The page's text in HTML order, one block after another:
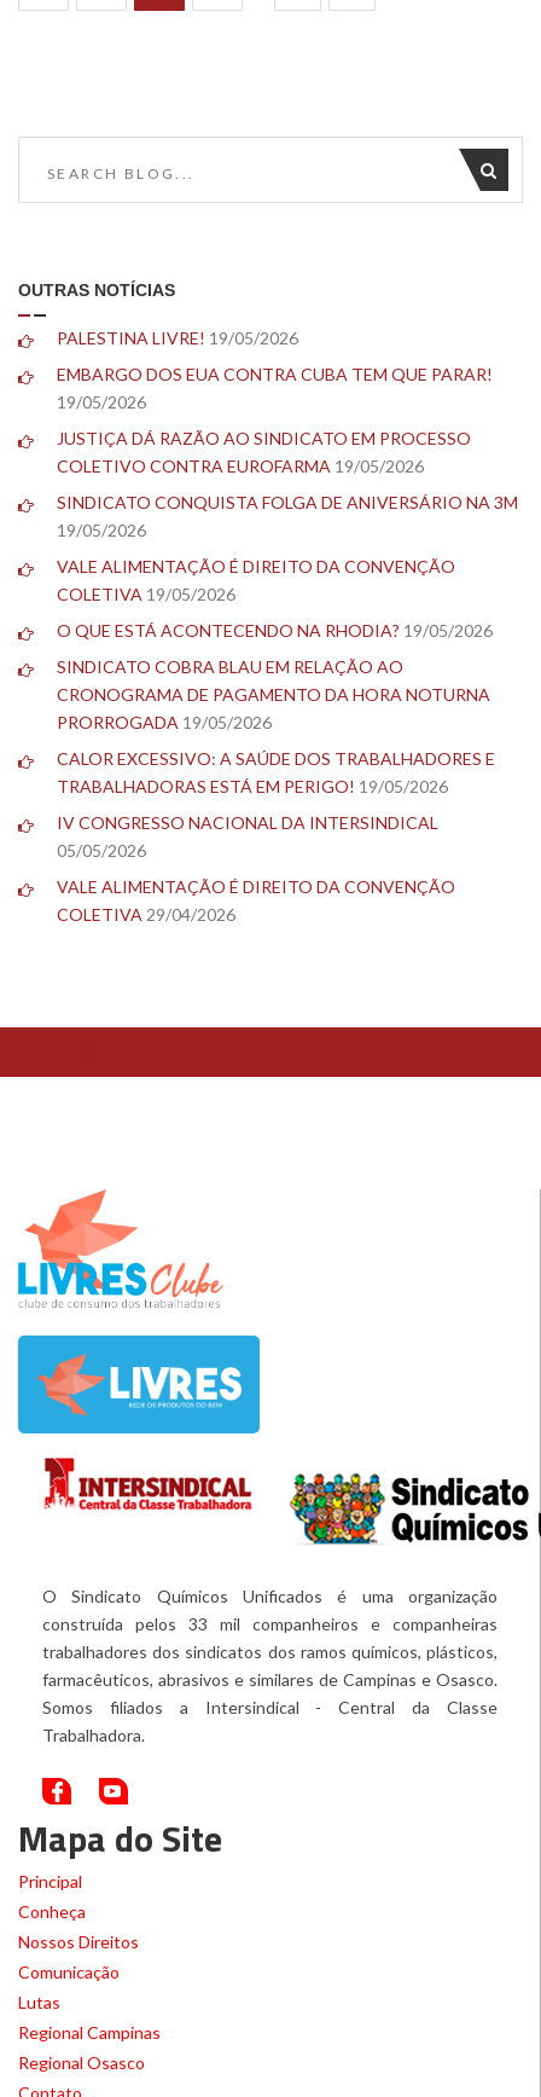
OUTRAS NOTÍCIAS
PALESTINA LIVRE! 19/05/2026
EMBARGO DOS EUA CONTRA CUBA TEM QUE PARAR!
19/05/2026
JUSTIÇA DÁ RAZÃO AO SINDICATO EM PROCESSO
COLETIVO CONTRA EUROFARMA 19/05/2026
SINDICATO CONQUISTA FOLGA DE ANIVERSÁRIO NA 3M
19/05/2026
VALE ALIMENTAÇÃO É DIREITO DA CONVENÇÃO
COLETIVA 19/05/2026
O QUE ESTÁ ACONTECENDO NA RHODIA? 19/05/2026
SINDICATO COBRA BLAU EM RELAÇÃO AO
CRONOGRAMA DE PAGAMENTO DA HORA NOTURNA
PRORROGADA 19/05/2026
CALOR EXCESSIVO: A SAÚDE DOS TRABALHADORES E
TRABALHADORAS ESTÁ EM PERIGO! 19/05/2026
IV CONGRESSO NACIONAL DA INTERSINDICAL
05/05/2026
VALE ALIMENTAÇÃO É DIREITO DA CONVENÇÃO
COLETIVA 29/04/2026
TESTE
O Sindicato Químicos Unificados é uma organização
construída pelos 33 mil companheiros e companheiras
trabalhadores dos sindicatos dos ramos químicos, plásticos,
farmacêuticos, abrasivos e similares de Campinas e Osasco.
Somos filiados a Intersindical - Central da Classe
Trabalhadora.
Mapa do Site
Principal
Conheça
Nossos Direitos
Comunicação
Lutas
Regional Campinas
Regional Osasco
Contato